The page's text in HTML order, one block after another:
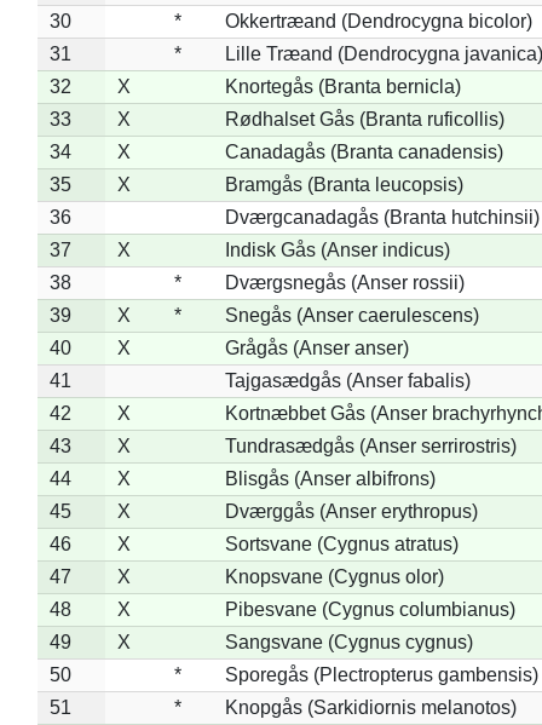
30
*
Okkertræand (Dendrocygna bicolor)
31
*
Lille Træand (Dendrocygna javanica)
32
X
Knortegås (Branta bernicla)
33
X
Rødhalset Gås (Branta ruficollis)
34
X
Canadagås (Branta canadensis)
35
X
Bramgås (Branta leucopsis)
36
Dværgcanadagås (Branta hutchinsii)
37
X
Indisk Gås (Anser indicus)
38
*
Dværgsnegås (Anser rossii)
39
X *
Snegås (Anser caerulescens)
40
X
Grågås (Anser anser)
41
Tajgasædgås (Anser fabalis)
42
X
Kortnæbbet Gås (Anser
43
X
Tundrasædgås (Anser serrirostris)
44
X
Blisgås (Anser albifrons)
45
X
Dværggås (Anser erythropus)
46
X
Sortsvane (Cygnus atratus)
47
X
Knopsvane (Cygnus olor)
48
X
Pibesvane (Cygnus columbianus)
49
X
Sangsvane (Cygnus cygnus)
50
*
Sporegås (Plectropterus gambensis)
51
*
Knopgås (Sarkidiornis melanotos)